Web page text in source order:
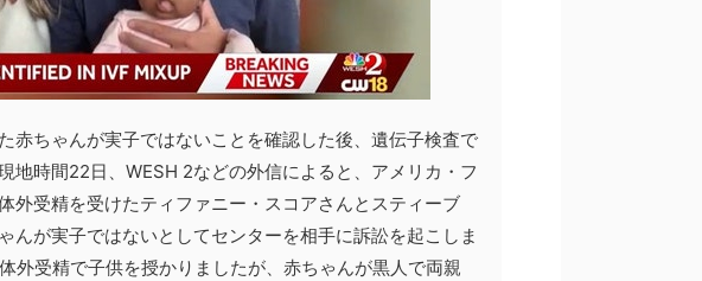
赤ちゃんが実子ではないことを確認した後、遺伝子検査で
地時間22日、WESH 2などの外信によると、アメリカ・フ
外受精を受けたティファニー・スコアさんとスティーブ
んが実子ではないとしてセンターを相手に訴訟を起こしま
外受精で子供を授かりましたが、赤ちゃんが黒人で両親